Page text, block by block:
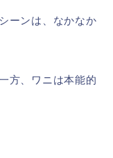
ーンは、なかなか
方、ワニは本能的